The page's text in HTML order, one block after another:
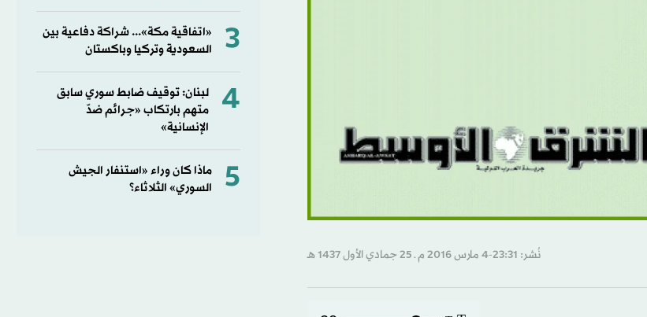
نُشر: 23:31-4 مارس 2016 م ـ 25 جمادي الأول 1437 هـ
3
«اتفاقية مكة»... شراكة دفاعية بين
السعودية وتركيا وباكستان
4
لبنان: توقيف ضابط سوري سابق
متهم بارتكاب «جرائم ضدّ
الإنسانية»
5
ماذا كان وراء «استنفار الجيش
السوري» الثلاثاء؟